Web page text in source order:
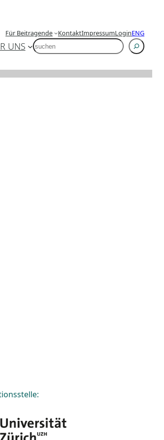
Für Beitragende KontaktImpressumLoginENG
UNS SUCHEN